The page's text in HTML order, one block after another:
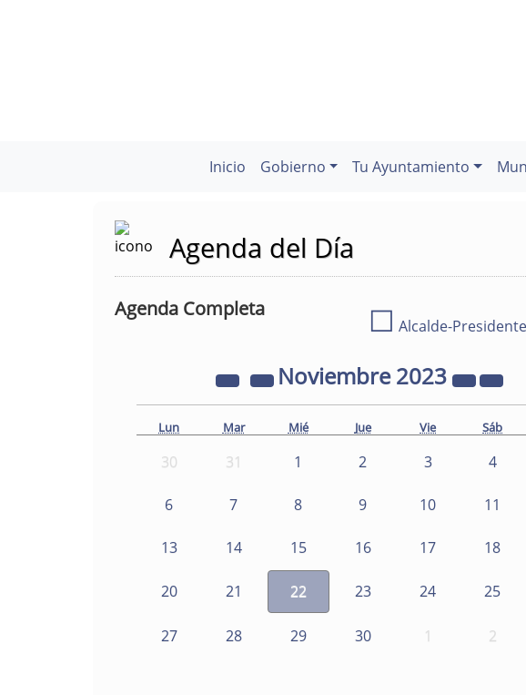
Inicio Gobierno Tu Ayuntamiento
Agenda del Día
Agenda Completa ☐ Alcalde-Presidente
Noviembre2023
Lun Mar Mié Jue Vie Sáb
30 31 1 2 3 4
6 7 8 9 10 11
13 14 15 16 17 18
20 21 22 23 24 25
27 28 29 30 1 2